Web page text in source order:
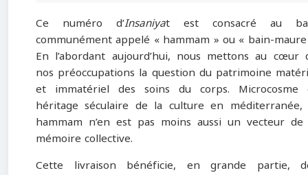
Ce numéro d’Insaniyat est consacré au
communément appelé « hammam » ou « bain-
En l’abordant aujourd’hui, nous mettons au cœur
nos préoccupations la question du patrimoine
et immatériel des soins du corps. Microcosme
héritage séculaire de la culture en méditerranée,
hammam n’en est pas moins aussi un vecteur
mémoire collective.
Cette livraison bénéficie, en grande partie,